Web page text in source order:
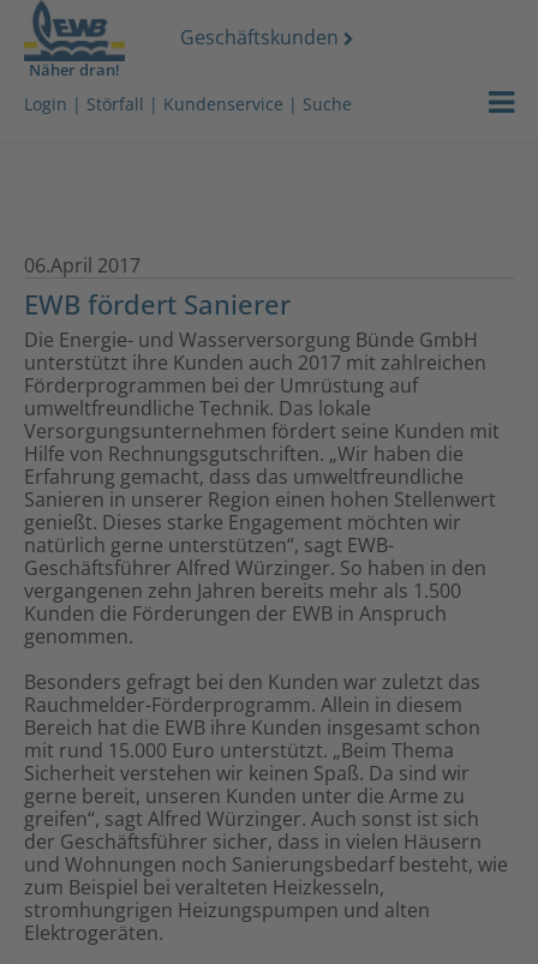
Näher dran!
Geschäftskunden
Login | Störfall | Kundenservice | Suche
06.April 2017
EWB fördert Sanierer
Die Energie- und Wasserversorgung Bünde GmbH
unterstützt ihre Kunden auch 2017 mit zahlreichen
Förderprogrammen bei der Umrüstung auf
umweltfreundliche Technik. Das lokale
Versorgungsunternehmen fördert seine Kunden mit
Hilfe von Rechnungsgutschriften. „Wir haben die
Erfahrung gemacht, dass das umweltfreundliche
Sanieren in unserer Region einen hohen Stellenwert
genießt. Dieses starke Engagement möchten wir
natürlich gerne unterstützen“, sagt EWB-
Geschäftsführer Alfred Würzinger. So haben in den
vergangenen zehn Jahren bereits mehr als 1.500
Kunden die Förderungen der EWB in Anspruch
genommen.
Besonders gefragt bei den Kunden war zuletzt das
Rauchmelder-Förderprogramm. Allein in diesem
Bereich hat die EWB ihre Kunden insgesamt schon
mit rund 15.000 Euro unterstützt. „Beim Thema
Sicherheit verstehen wir keinen Spaß. Da sind wir
gerne bereit, unseren Kunden unter die Arme zu
greifen“, sagt Alfred Würzinger. Auch sonst ist sich
der Geschäftsführer sicher, dass in vielen Häusern
und Wohnungen noch Sanierungsbedarf besteht, wie
zum Beispiel bei veralteten Heizkesseln,
stromhungrigen Heizungspumpen und alten
Elektrogeräten.
Strom
Netz
Über uns
Shop
EWB
Unser
Lokales